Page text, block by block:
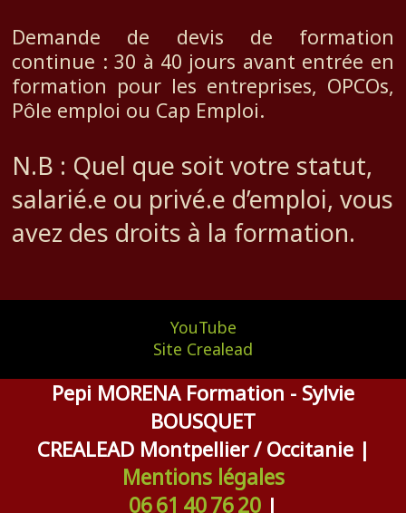
Demande de devis de formation
continue : 30 à 40 jours avant entrée en
formation pour les entreprises, OPCOs,
Pôle emploi ou Cap Emploi.
N.B : Quel que soit votre statut,
salarié.e ou privé.e d’emploi, vous
avez des droits à la formation.
YouTube
Site Crealead
Pepi MORENA Formation - Sylvie
BOUSQUET
CREALEAD Montpellier / Occitanie |
Mentions légales
06 61 40 76 20 |